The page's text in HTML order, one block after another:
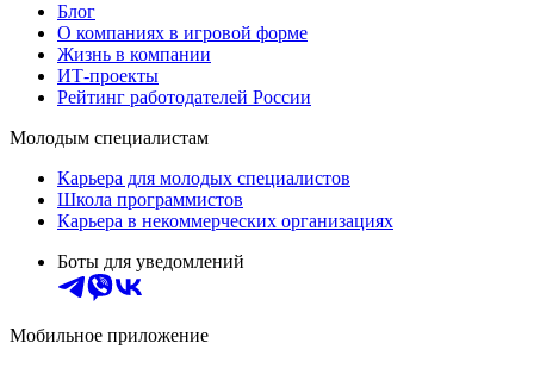
Блог
О компаниях в игровой форме
Жизнь в компании
ИТ-проекты
Рейтинг работодателей России
Молодым специалистам
Карьера для молодых специалистов
Школа программистов
Карьера в некоммерческих организациях
Боты для уведомлений
Мобильное приложение